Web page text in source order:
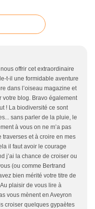
offrir cet extraordinaire
t-il une formidable aventure
dans l’oiseau magazine et
votre blog. Bravo également
! La biodiversité ce sont
sans parler de la pluie, le
à vous on ne m’a pas
et à croire en mes
il faut avoir le courage
j’ai la chance de croiser ou
(ou comme Bertrand
bien mérité votre titre de
plaisir de vous lire à
vous mènent en Aveyron
croiser quelques gypaètes